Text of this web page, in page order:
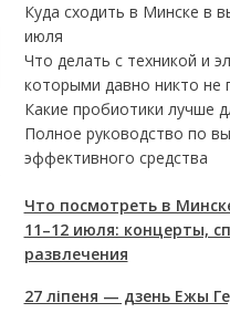
Куда сходить в Минске в
июля
Что делать с техникой и
которыми давно никто не
Какие пробиотики лучше
Полное руководство по
эффективного средства
Что посмотреть в
11–12 июля: концерты,
развлечения
27 ліпеня — дзень Ежы